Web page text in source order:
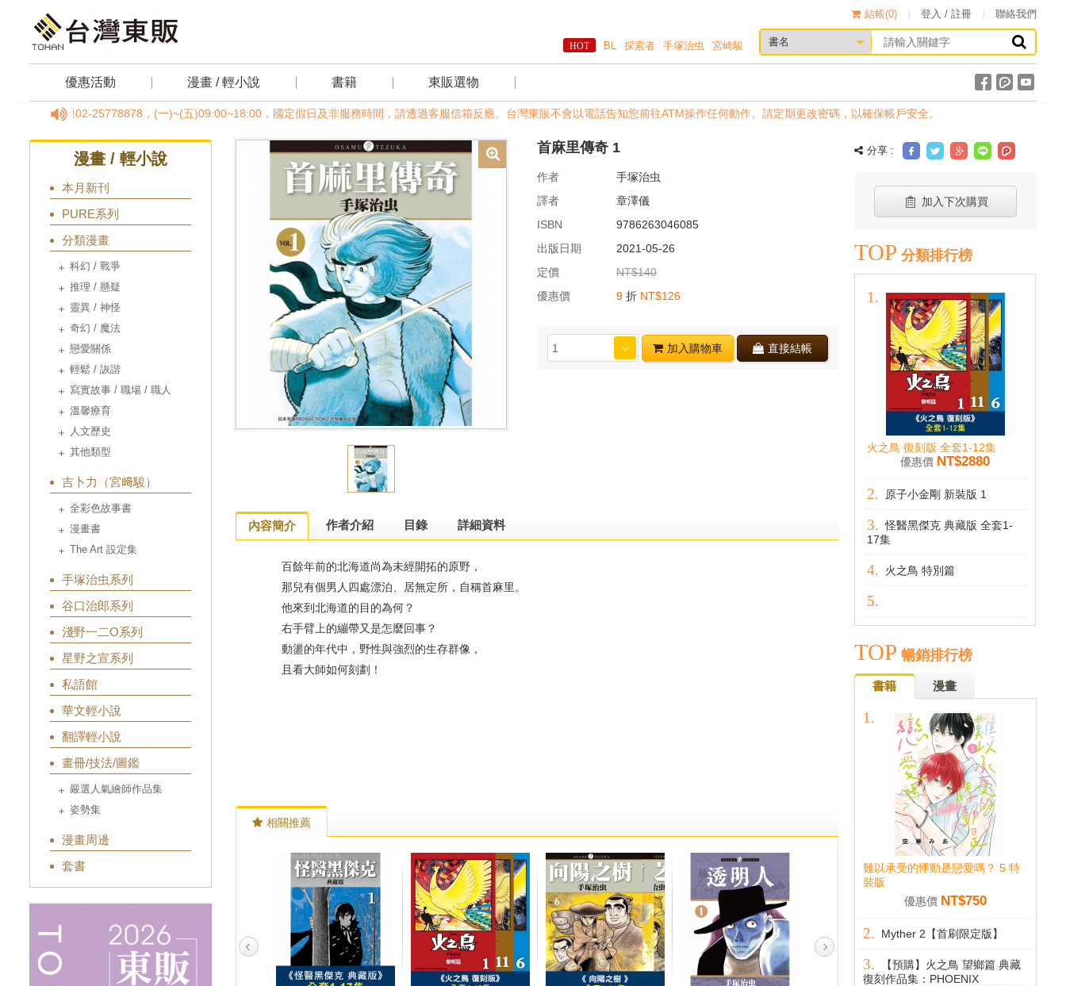
結帳(0) 登入 / 註冊 聯絡我們
BL 探索者 手塚治虫 宮崎駿
優惠活動 漫畫 / 輕小說 書籍 東販選物
服專線02-25778878，(一)~(五)09:00~18:00，國定假日及非服務時間，請透過客服信箱反應。台灣東販不會以電話告知您前往ATM操作任何動作。請定期更改密碼，以確保帳戶安全。
漫畫 / 輕小說
本月新刊
PURE系列
分類漫畫
科幻 / 戰爭
推理 / 懸疑
靈異 / 神怪
奇幻 / 魔法
戀愛關係
輕鬆 / 詼諧
寫實故事 / 職場 / 職人
溫馨療育
人文歷史
其他類型
吉卜力（宮﨑駿）
全彩色故事書
漫畫書
The Art 設定集
手塚治虫系列
谷口治郎系列
淺野一二O系列
星野之宣系列
私語館
華文輕小說
翻譯輕小說
畫冊/技法/圖鑑
嚴選人氣繪師作品集
姿勢集
漫畫周邊
套書
首麻里傳奇 1
作者
手塚治虫
譯者
章澤儀
ISBN
9786263046085
出版日期
2021-05-26
定價
NT$140
優惠價
9 折 NT$126
加入購物車 直接結帳
內容簡介 作者介紹 目錄 詳細資料
百餘年前的北海道尚為未經開拓的原野，
那兒有個男人四處漂泊、居無定所，自稱首麻里。
他來到北海道的目的為何？
右手臂上的繃帶又是怎麼回事？
動盪的年代中，野性與強烈的生存群像，
且看大師如何刻劃！
相關推薦
分享 :
加入下次購買
TOP 分類排行榜
火之鳥 復刻版 全套1-12集
優惠價 NT$2880
原子小金剛 新裝版 1
怪醫黑傑克 典藏版 全套1-
17集
火之鳥 特別篇
TOP 暢銷排行榜
書籍 漫畫
難以承受的悸動是戀愛嗎？ 5 特
裝版
優惠價 NT$750
Myther 2【首刷限定版】
【預購】火之鳥 望鄉篇 典藏
復刻作品集：PHOENIX